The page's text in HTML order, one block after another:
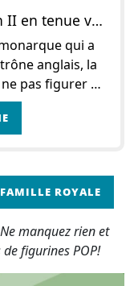
Figurine POP Queen Elizabeth II en tenue verte
qui a
anglais, la
pas figurer en
au trône à
ROYALE
manquez rien et
figurines POP!